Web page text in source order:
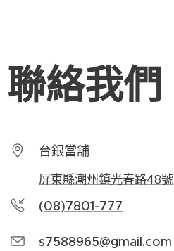
聯絡我們
台銀當舖
屏東縣潮州鎮光春路48號
(08)7801-777
s7588965@gmail.com